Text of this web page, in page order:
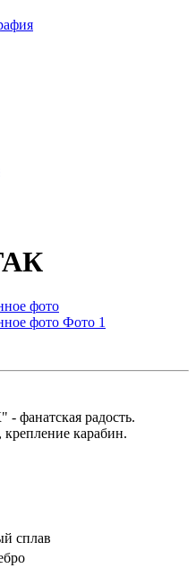
фанатская радость.
карабин.
сплав